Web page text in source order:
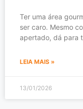
Ter uma área
ser caro. Mesmo
apertado, dá para
LEIA MAIS »
13/01/2026